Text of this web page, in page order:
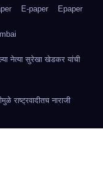
E-paper Epaper
नेत्या सुरेखा खेडकर यांची
राष्ट्रवादीतच नाराजी